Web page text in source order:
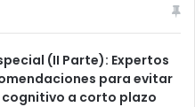
(II Parte): Expertos
para evitar
a corto plazo